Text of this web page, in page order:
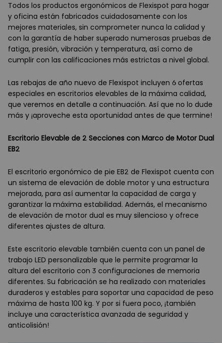
Todos los productos ergonómicos de Flexispot para hogar
y oficina están fabricados cuidadosamente con los
mejores materiales, sin comprometer nunca la calidad y
con la garantía de haber superado numerosas pruebas de
fatiga, presión, vibración y temperatura, así como de
cumplir con las calificaciones más estrictas a nivel global.
Las rebajas de año nuevo de Flexispot incluyen 6 ofertas
especiales en escritorios elevables de la máxima calidad,
que veremos en detalle a continuación. Así que no lo dude
más y ¡aproveche esta oportunidad antes de que termine!
Escritorio Elevable de 2 Secciones con Marco de Motor Dual
EB2
El escritorio ergonómico de pie EB2 de Flexispot cuenta con
un sistema de elevación de doble motor y una estructura
mejorada, para así aumentar la capacidad de carga y
garantizar la máxima estabilidad. Además, el mecanismo
de elevación de motor dual es muy silencioso y ofrece
diferentes ajustes de altura.
Este escritorio elevable también cuenta con un panel de
trabajo LED personalizable que le permite programar la
altura del escritorio con 3 configuraciones de memoria
diferentes. Su fabricación se ha realizado con materiales
duraderos y estables para soportar una capacidad de peso
máxima de hasta 100 kg. Y por si fuera poco, ¡también
incluye una característica avanzada de seguridad y
anticolisión!